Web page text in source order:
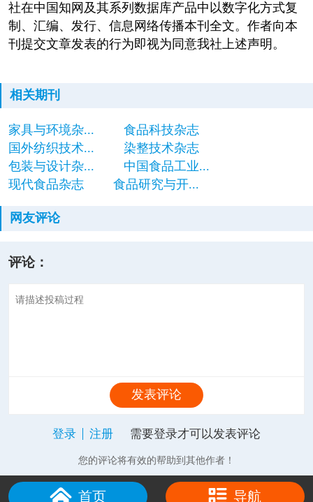
社在中国知网及其系列数据库产品中以数字化方式复
制、汇编、发行、信息网络传播本刊全文。作者向本
刊提交文章发表的行为即视为同意我社上述声明。
相关期刊
家具与环境杂...
食品科技杂志
国外纺织技术...
染整技术杂志
包装与设计杂...
中国食品工业...
现代食品杂志
食品研究与开...
网友评论
评论：
发表评论
登录 注册 需要登录才可以发表评论
您的评论将有效的帮助到其他作者！
首页 导航